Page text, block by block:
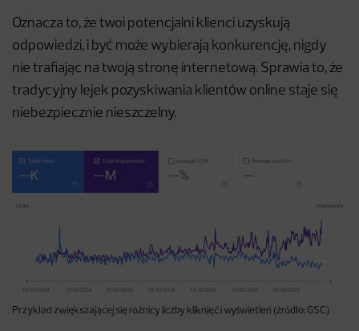
Oznacza to, że twoi potencjalni klienci uzyskują
odpowiedzi, i być może wybierają konkurencję, nigdy
nie trafiając na twoją stronę internetową. Sprawia to, że
tradycyjny lejek pozyskiwania klientów online staje się
niebezpiecznie nieszczelny.
Przykład zwiększającej się różnicy liczby kliknięć i wyświetleń (źródło: GSC)